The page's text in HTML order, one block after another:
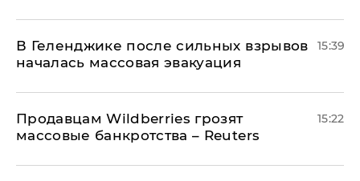
В Геленджике после сильных взрывов
началась массовая эвакуация
15:39
Продавцам Wildberries грозят
массовые банкротства – Reuters
15:22